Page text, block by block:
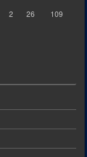
2 26 109